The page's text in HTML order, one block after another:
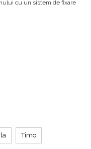
cu un sistem de fixare
Timo